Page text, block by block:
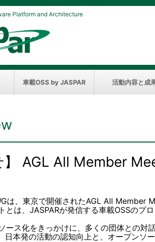
Platform and Architecture
車載OSS by JASPAR 活動内容と成
】 AGL All Member
は、東京で開催されたAGL All Member
とは、JASPARが発信する車載OSSのプ
ース化をきっかけに、多くの団体との対
日本発の活動の認知向上と、オープンソ